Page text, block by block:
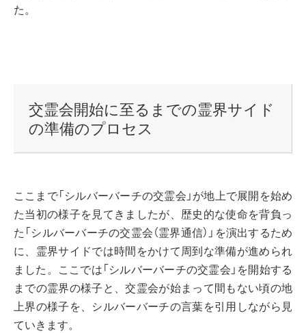
た。
交霊会開始に至るまでの霊界サイド
の準備のプロセス
ここまで「シルバーバーチの交霊会」が地上で展開を始め
た当初の様子を見てきましたが、歴史的な使命を背負っ
た「シルバーバーチの交霊会（霊界通信）」を演出するため
に、霊界サイドでは時間をかけて周到な準備が進められ
ました。ここでは「シルバーバーチの交霊会」を開始する
までの霊界の様子と、交霊会が始まって間もない頃の地
上界の様子を、シルバーバーチの言葉を引用しながら見
ていきます。